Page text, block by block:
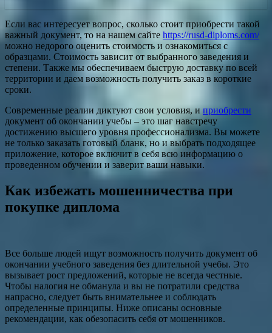
Если вас интересует вопрос, сколько стоит приобрести такой
важный документ, то на нашем сайте https://rusd-diploms.com/
можно недорого оценить стоимость и ознакомиться с
образцами. Стоимость зависит от выбранного заведения и
степени. Также мы обеспечиваем быструю доставку по всей
территории и даем возможность получить заказ в короткие
сроки.
Современные реалии диктуют свои условия, иприобрести
документ об окончании учебы – это шаг навстречу
достижению высшего уровня профессионализма. Вы можете
не только заказать готовый бланк, но и выбрать подходящее
приложение, которое включит в себя всю информацию о
проведенном обучении и заверит ваши навыки.
Как избежать мошенничества при
покупке диплома
Все больше людей ищут возможность получить документ об
окончании учебного заведения без длительной учебы. Это
вызывает рост предложений, которые не всегда честные.
Чтобы налогия не обманула и вы не потратили средства
напрасно, следует быть внимательнее и соблюдать
определенные принципы. Ниже описаны основные
рекомендации, как обезопасить себя от мошенников.